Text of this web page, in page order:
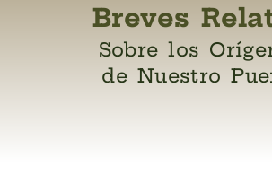
Breves
Sobre los
de Nuestro